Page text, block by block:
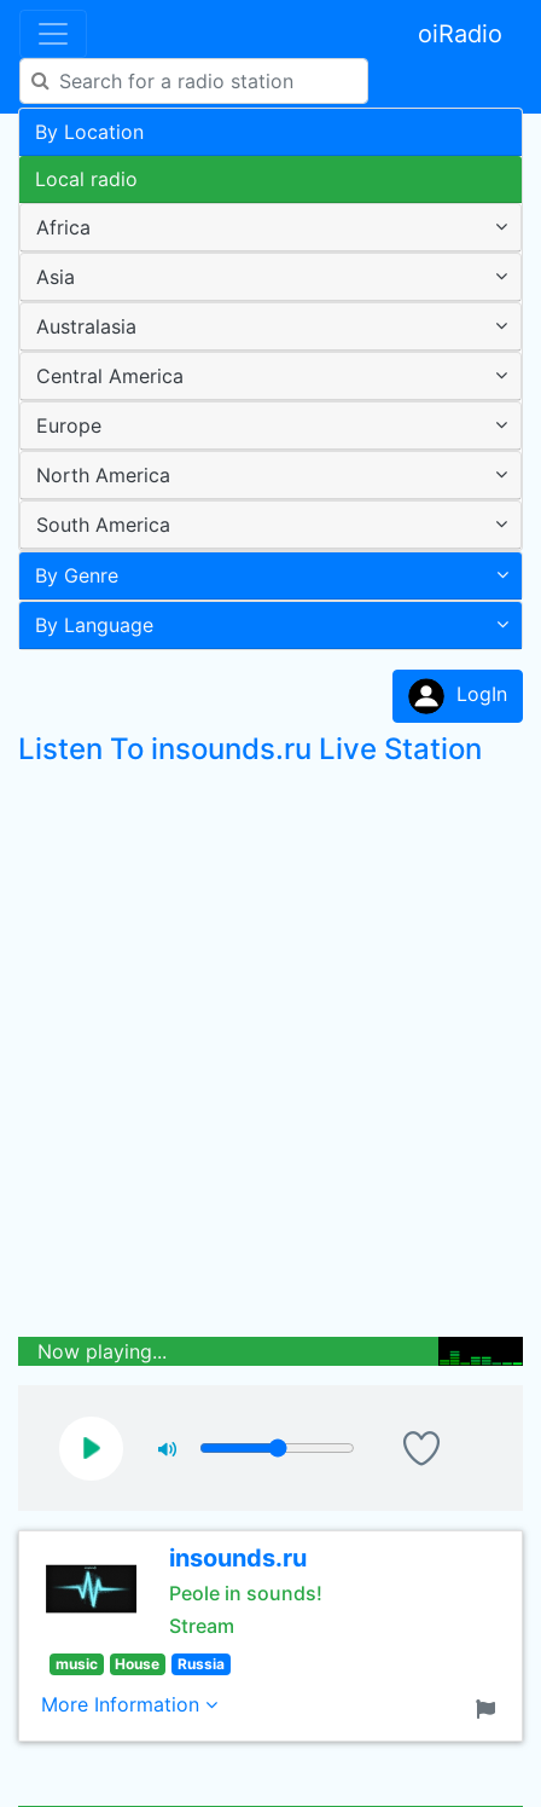
oiRadio
By Location
Local radio
Africa
Asia
Australasia
Central America
Europe
North America
South America
By Genre
By Language
LogIn
Listen To insounds.ru Live Station
Now playing...
insounds.ru
Peole in sounds!
Stream
music House Russia
More Information